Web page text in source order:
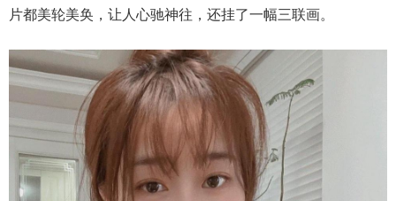
片都美轮美奂，让人心驰神往，还挂了一幅三联画。